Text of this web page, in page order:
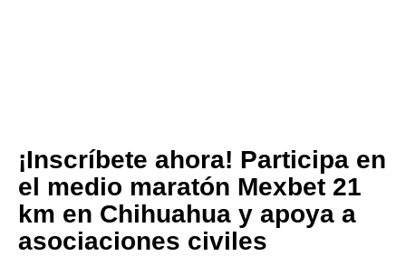
¡Inscríbete ahora! Participa en
el medio maratón Mexbet 21
km en Chihuahua y apoya a
asociaciones civiles